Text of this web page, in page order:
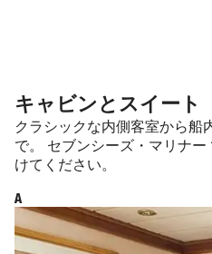
キャビンとスイート
クラシックな内側客室から船
で。 セブンシーズ・マリナ
けてください。
A